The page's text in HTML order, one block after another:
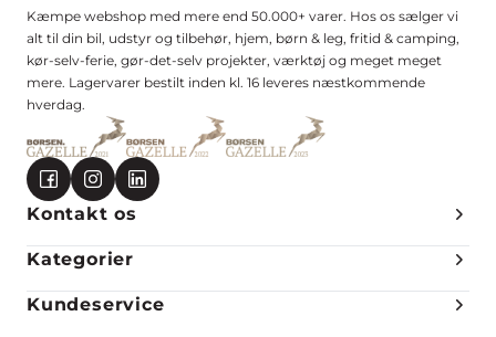
Kæmpe webshop med mere end 50.000+ varer. Hos os sælger vi
alt til din bil, udstyr og tilbehør, hjem, børn & leg, fritid & camping,
kør-selv-ferie, gør-det-selv projekter, værktøj og meget meget
mere. Lagervarer bestilt inden kl. 16 leveres næstkommende
hverdag.
Kontakt os
Kategorier
Kundeservice